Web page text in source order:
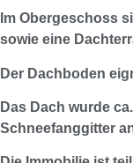
Im Obergeschoss
sowie eine
Der Dachboden
Das Dach wurde
Schneefanggitter